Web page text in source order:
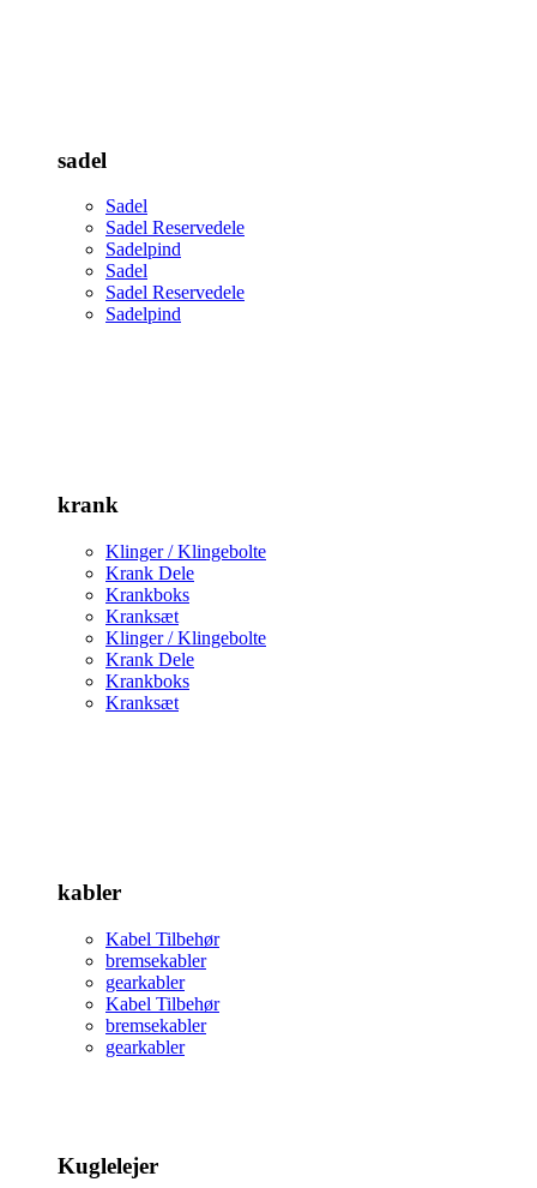
sadel
Sadel
Sadel Reservedele
Sadelpind
Sadel
Sadel Reservedele
Sadelpind
krank
Klinger / Klingebolte
Krank Dele
Krankboks
Kranksæt
Klinger / Klingebolte
Krank Dele
Krankboks
Kranksæt
kabler
Kabel Tilbehør
bremsekabler
gearkabler
Kabel Tilbehør
bremsekabler
gearkabler
Kuglelejer